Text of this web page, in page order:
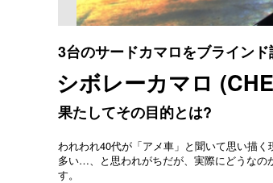
3台のサードカマロをブライン
シボレーカマロ
果たしてその目的とは?
われわれ40代が「アメ車」と聞いて思い描
多い…、と思われがちだが、実際にどうな
す。